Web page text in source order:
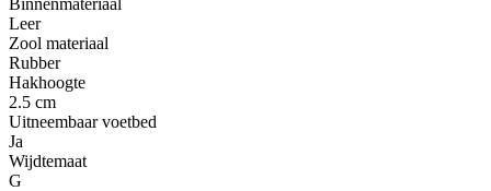
Leer
Zool materiaal
Rubber
Hakhoogte
2.5 cm
Uitneembaar voetbed
Ja
Wijdtemaat
G